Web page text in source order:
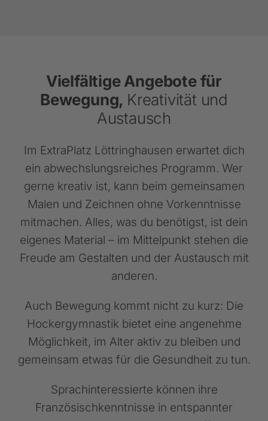
Vielfältige Angebote für
Bewegung, Kreativität und
Austausch
Im ExtraPlatz Löttringhausen erwartet dich
ein abwechslungsreiches Programm. Wer
gerne kreativ ist, kann beim gemeinsamen
Malen und Zeichnen ohne Vorkenntnisse
mitmachen. Alles, was du benötigst, ist dein
eigenes Material – im Mittelpunkt stehen die
Freude am Gestalten und der Austausch mit
anderen.
Auch Bewegung kommt nicht zu kurz: Die
Hockergymnastik bietet eine angenehme
Möglichkeit, im Alter aktiv zu bleiben und
gemeinsam etwas für die Gesundheit zu tun.
Sprachinteressierte können ihre
Französischkenntnisse in entspannter